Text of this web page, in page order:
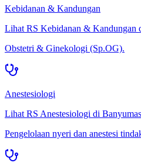
Kebidanan & Kandungan
Lihat RS Kebidanan & Kandungan
Obstetri & Ginekologi (Sp.OG).
Anestesiologi
Lihat RS Anestesiologi di Banyumas
Pengelolaan nyeri dan anestesi